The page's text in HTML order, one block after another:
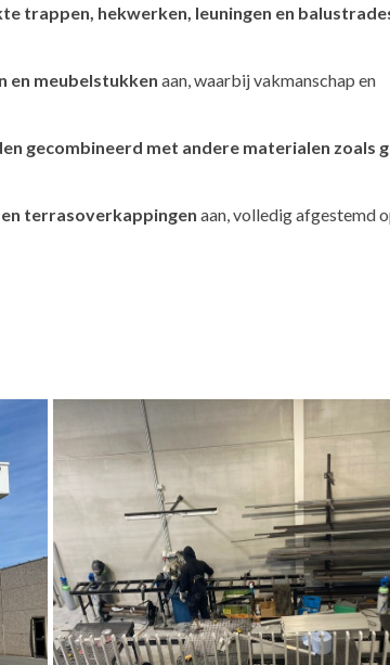
trappen, hekwerken, leuningen en
en meubelstukken aan, waarbij vakmanschap en
gecombineerd met andere materialen zoals
terrasoverkappingen aan, volledig afgestemd